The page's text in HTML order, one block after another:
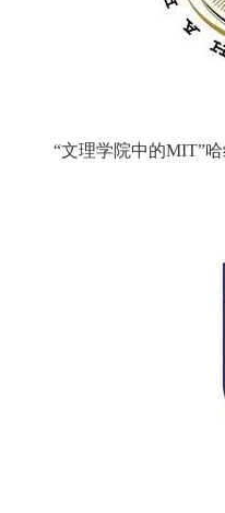
“文理学院中的MIT”